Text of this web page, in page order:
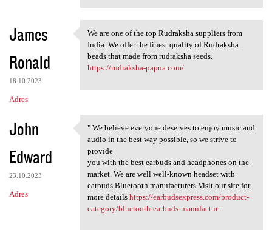
James
Ronald
18.10.2023
Adres
We are one of the top
We are one of the top Rudraksha suppliers from
India. We offer the finest quality of Rudraksha
beads that made from rudraksha seeds.
https://rudraksha-papua.com/
John
Edward
23.10.2023
Adres
" We believe everyone
" We believe everyone deserves to enjoy music and
audio in the best way possible, so we strive to
provide
you with the best earbuds and headphones on the
market. We are well well-known headset with
earbuds Bluetooth manufacturers Visit our site for
more details https://earbudsexpress.com/product-
category/bluetooth-earbuds-manufactur...